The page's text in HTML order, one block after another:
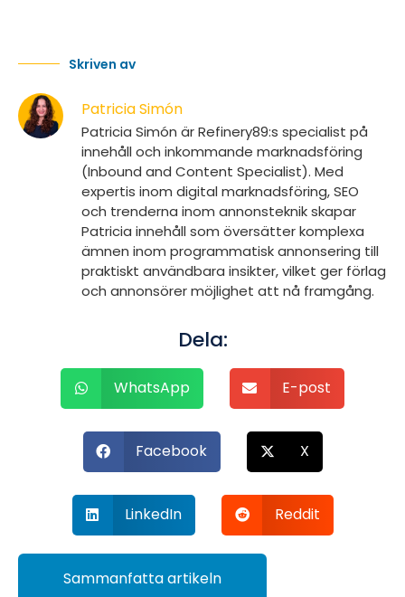
Skriven av
Patricia Simón
Patricia Simón är Refinery89:s specialist på
innehåll och inkommande marknadsföring
(Inbound and Content Specialist). Med
expertis inom digital marknadsföring, SEO
och trenderna inom annonsteknik skapar
Patricia innehåll som översätter komplexa
ämnen inom programmatisk annonsering till
praktiskt användbara insikter, vilket ger förlag
och annonsörer möjlighet att nå framgång.
Dela:
WhatsApp E-post
Facebook X
LinkedIn Reddit
Sammanfatta artikeln